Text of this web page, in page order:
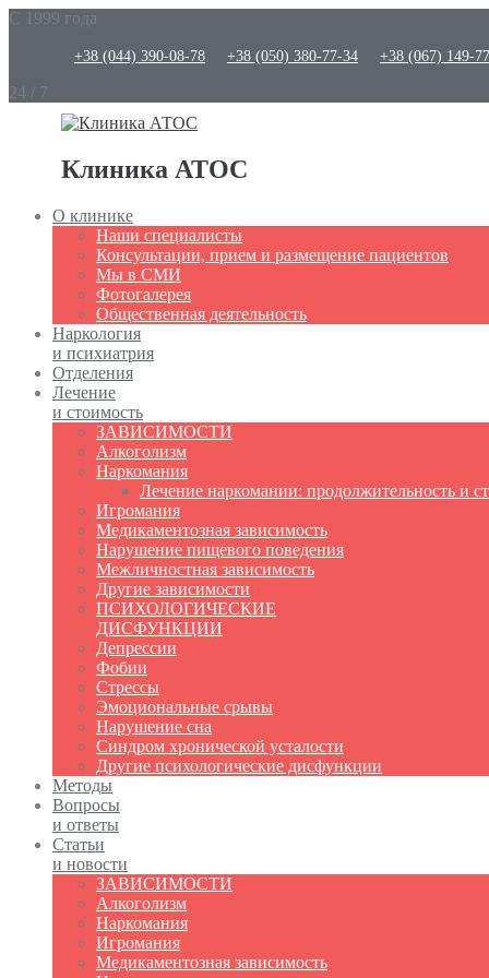
С 1999 года
+38 (044) 390-08-78 +38 (050) 380-77-34 +38 (067) 149-
24 / 7
Клиника АТОС
О клинике
Наши специалисты
Консультации, прием и размещение пациентов
Мы в СМИ
Фотогалерея
Общественная деятельность
Наркология
и психиатрия
Отделения
Лечение
и стоимость
ЗАВИСИМОСТИ
Алкоголизм
Наркомания
Лечение наркомании: продолжительность и
Игромания
Медикаментозная зависимость
Нарушение пищевого поведения
Межличностная зависимость
Другие зависимости
ПСИХОЛОГИЧЕСКИЕ
ДИСФУНКЦИИ
Депрессии
Фобии
Стрессы
Эмоциональные срывы
Нарушение сна
Синдром хронической усталости
Другие психологические дисфункции
Методы
Вопросы
и ответы
Статьи
и новости
ЗАВИСИМОСТИ
Алкоголизм
Наркомания
Игромания
Медикаментозная зависимость